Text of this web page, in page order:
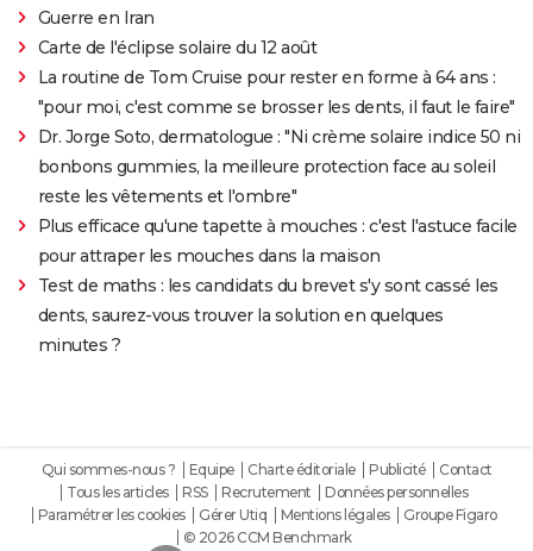
Guerre en Iran
Carte de l'éclipse solaire du 12 août
La routine de Tom Cruise pour rester en forme à 64 ans :
"pour moi, c'est comme se brosser les dents, il faut le faire"
Dr. Jorge Soto, dermatologue : "Ni crème solaire indice 50 ni
bonbons gummies, la meilleure protection face au soleil
reste les vêtements et l'ombre"
Plus efficace qu'une tapette à mouches : c'est l'astuce facile
pour attraper les mouches dans la maison
Test de maths : les candidats du brevet s'y sont cassé les
dents, saurez-vous trouver la solution en quelques
minutes ?
Qui sommes-nous ? Equipe Charte éditoriale Publicité
Contact
Tous les articles
RSS Recrutement
Données personnelles
Paramétrer les cookies
Gérer Utiq Mentions légales
Groupe Figaro
© 2026 CCM Benchmark